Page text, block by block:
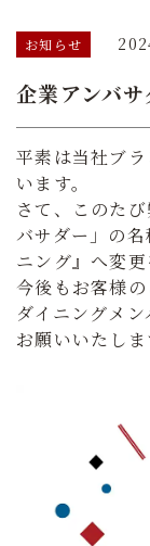
お知らせ
企業アンバ
平素は当社ブ
います。
さて、このた
バサダー」の
ニング』へ変更
今後もお客様
ダイニングメ
お願いいたしま